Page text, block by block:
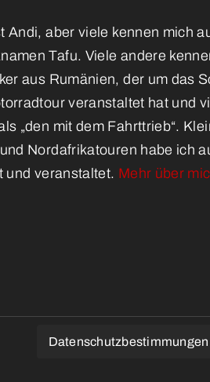
Andi, aber viele kennen mich
Tafu. Viele andere
aus Rumänien, der um das
veranstaltet hat und
„den mit dem Fahrttrieb“.
Nordafrikatouren habe ich
und veranstaltet. Mehr über
Datenschutzbestimmungen